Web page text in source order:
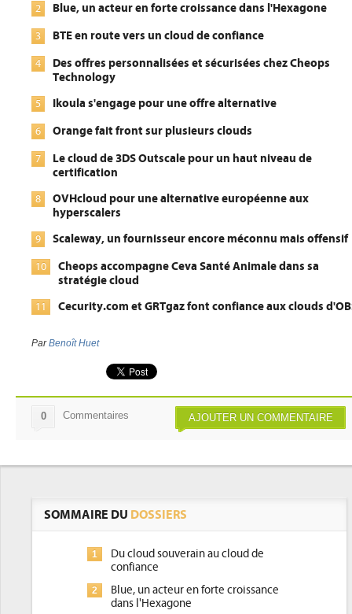
2 Blue, un acteur en forte croissance dans l'Hexagone
3 BTE en route vers un cloud de confiance
4
Des offres personnalisées et sécurisées chez Cheops
Technology
5 Ikoula s'engage pour une offre alternative
6 Orange fait front sur plusieurs clouds
7
Le cloud de 3DS Outscale pour un haut niveau de
certification
8
OVHcloud pour une alternative européenne aux
hyperscalers
9 Scaleway, un fournisseur encore méconnu mais offensif
10
Cheops accompagne Ceva Santé Animale dans sa
stratégie cloud
11 Cecurity.com et GRTgaz font confiance aux clouds
ParBenoît Huet
AJOUTER UN COMMENTAIRE
0 Commentaires
SOMMAIRE DU DOSSIERS
1
Du cloud souverain au cloud de
confiance
2
Blue, un acteur en forte croissance
dans l'Hexagone